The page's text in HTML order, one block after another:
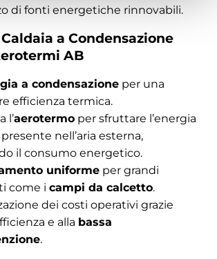
di fonti energetiche rinnovabili.
a Condensazione
AB
a condensazioneper una
efficienza termica.
l’aerotermoper sfruttare l’energia
nell’aria esterna,
il consumo energetico.
uniformeper grandi
come i campi da calcetto.
dei costi operativi grazie
e alla bassa
.